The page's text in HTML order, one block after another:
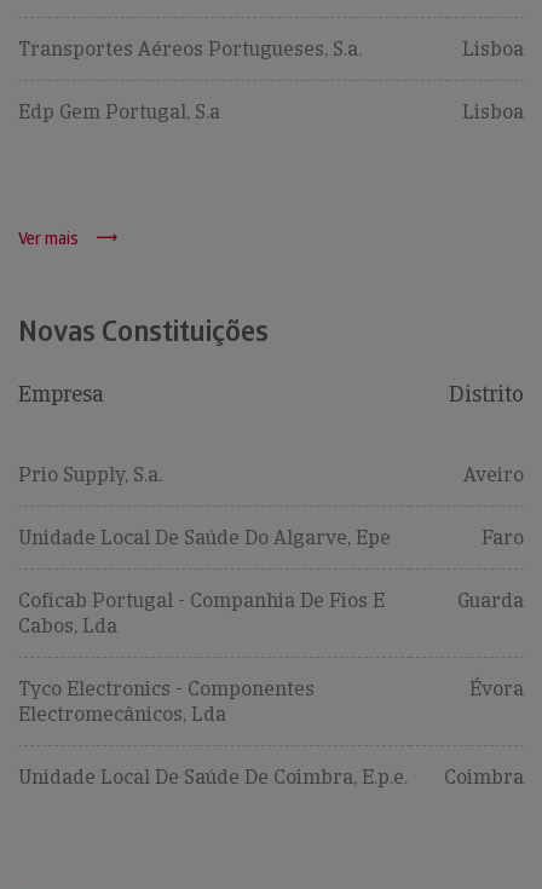
Transportes Aéreos Portugueses, S.a. Lisboa
Edp Gem Portugal, S.a Lisboa
Ver mais
Novas Constituições
Empresa Distrito
Prio Supply, S.a. Aveiro
Unidade Local De Saúde Do Algarve, Epe Faro
Coficab Portugal - Companhia De Fios E
Cabos, Lda
Guarda
Tyco Electronics - Componentes
Electromecânicos, Lda
Évora
Unidade Local De Saúde De Coimbra, E.p.e. Coimbra